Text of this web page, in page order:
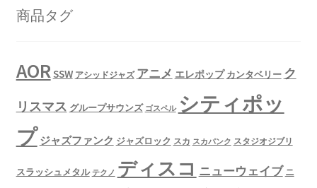
商品タグ
AORSSW アシッドジャズ アニメ エレポップ カンタベリー ク
リスマス グループサウンズ ゴスペル シティポッ
プ ジャズファンク ジャズロック スカ スカパンク スタジオジブリ
スラッシュメタル テクノ ディスコ ニューウェイブ ニ